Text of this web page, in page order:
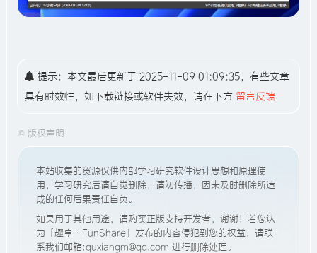
提示：本文最后更新于 2025-11-09 01:09:35，有些文章
具有时效性，如下载链接或软件失效，请在下方 留言反馈
© 版权声明
本站收集的资源仅供内部学习研究软件设计思想和原理使
用，学习研究后请自觉删除，请勿传播，因未及时删除所造
成的任何后果责任自负。
如果用于其他用途，请购买正版支持开发者，谢谢！若您认
为「趣享·FunShare」发布的内容侵犯到您的权益，请联
系我们邮箱:quxiangm@qq.com 进行删除处理。